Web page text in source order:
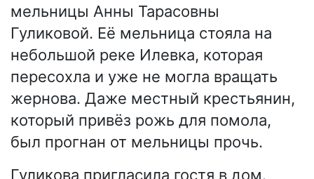
мельницы Анны Тарасовны
Гуликовой. Её мельница стояла на
небольшой реке Илевка, которая
пересохла и уже не могла вращать
жернова. Даже местный крестьянин,
который привёз рожь для помола,
был прогнан от мельницы прочь.
Гуликова пригласила гостя в дом.